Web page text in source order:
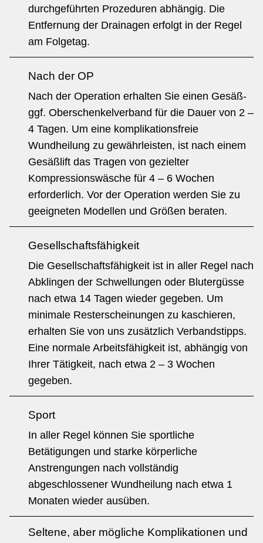
durchgeführten Prozeduren abhängig. Die
Entfernung der Drainagen erfolgt in der Regel
am Folgetag.
Nach der OP
Nach der Operation erhalten Sie einen Gesäß-
ggf. Oberschenkelverband für die Dauer von 2 –
4 Tagen. Um eine komplikationsfreie
Wundheilung zu gewährleisten, ist nach einem
Gesäßlift das Tragen von gezielter
Kompressionswäsche für 4 – 6 Wochen
erforderlich. Vor der Operation werden Sie zu
geeigneten Modellen und Größen beraten.
Gesellschaftsfähigkeit
Die Gesellschaftsfähigkeit ist in aller Regel nach
Abklingen der Schwellungen oder Blutergüsse
nach etwa 14 Tagen wieder gegeben. Um
minimale Rest­erscheinungen zu kaschieren,
erhalten Sie von uns zusätzlich Verbandstipps.
Eine normale Arbeitsfähigkeit ist, abhängig von
Ihrer Tätigkeit, nach etwa 2 – 3 Wochen
gegeben.
Sport
In aller Regel können Sie sportliche
Betätigungen und starke körperliche
Anstrengungen nach vollständig
abgeschlossener Wundheilung nach etwa 1
Monaten wieder ausüben.
Seltene, aber mögliche Komplikationen und